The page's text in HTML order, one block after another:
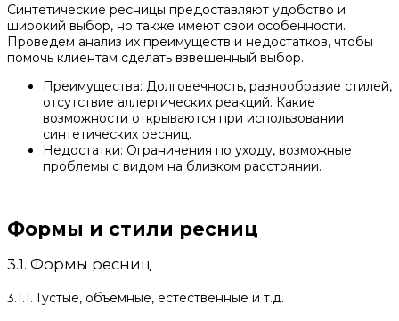
Синтетические ресницы предоставляют удобство и
широкий выбор, но также имеют свои особенности.
Проведем анализ их преимуществ и недостатков, чтобы
помочь клиентам сделать взвешенный выбор.
Преимущества: Долговечность, разнообразие стилей,
отсутствие аллергических реакций. Какие
возможности открываются при использовании
синтетических ресниц.
Недостатки: Ограничения по уходу, возможные
проблемы с видом на близком расстоянии.
Формы и стили ресниц
3.1. Формы ресниц
3.1.1. Густые, объемные, естественные и т.д.